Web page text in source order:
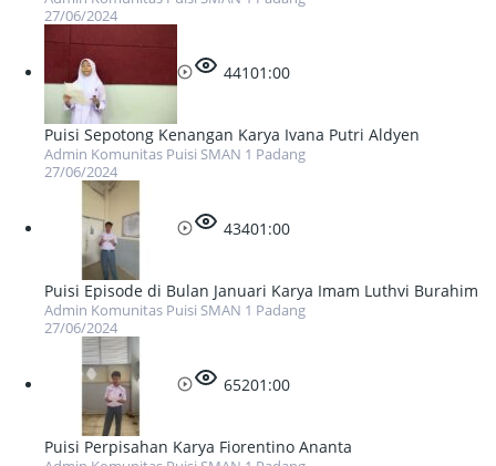
27/06/2024
44101:00
Puisi Sepotong Kenangan Karya Ivana Putri Aldyen
Admin Komunitas Puisi SMAN 1 Padang
27/06/2024
43401:00
Puisi Episode di Bulan Januari Karya Imam Luthvi Burahim
Admin Komunitas Puisi SMAN 1 Padang
27/06/2024
65201:00
Puisi Perpisahan Karya Fiorentino Ananta